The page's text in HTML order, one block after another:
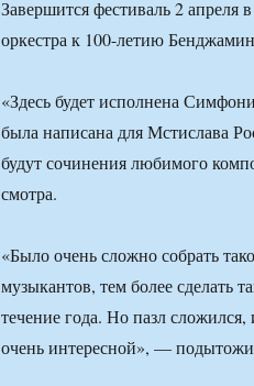
Завершится фестиваль 2 апреля
оркестра к 100-летию
«Здесь будет исполнена
была написана для Мстислава
будут сочинения любимого
смотра.
«Было очень сложно собрать
музыкантов, тем более сделать
течение года. Но пазл
очень интересной», —